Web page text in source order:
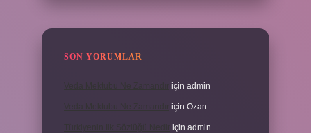
SON YORUMLAR
için admin
için Ozan
için admin